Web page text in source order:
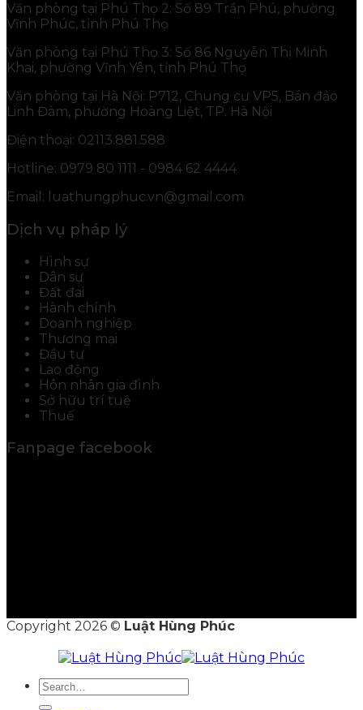
Văn phòng tại Phú Thọ 2: Số 89 Trần Phú, phường
Vĩnh Phúc, tỉnh Phú Thọ
Văn phòng tại Phú Thọ 3: Số 86 Nguyễn Thị Minh
Khai, phường Vĩnh Yên, tỉnh Phú Thọ
Văn phòng tại Hà Nội: P712, Chung cư VP5, Bán đảo
Linh Đàm, phường Hoàng Liệt, TP. Hà Nội
Điện thoại: 02113.881.588
Hotline: 0979 80 1111 - 0984 62 4444
Email: luathungphuc.vn@gmail.com
Dịch vụ pháp lý
Hình sự
Dân sự
Đất đai
Hành chính
Doanh nghiệp
Thương mại
Đầu tư
Lao động
Hôn nhân gia đình
Sở hữu trí tuệ
Thuế
Fanpage facebook
Copyright 2026 © Luật Hùng Phúc